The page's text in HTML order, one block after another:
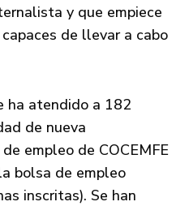
y que empiece
de llevar a cabo
ha atendido a 182
de nueva
empleo de COCEMFE
bolsa de empleo
inscritas). Se han